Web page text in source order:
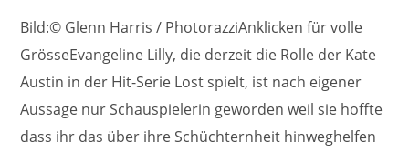
Bild:© Glenn Harris / PhotorazziAnklicken für volle
GrösseEvangeline Lilly, die derzeit die Rolle der Kate
Austin in der Hit-Serie Lost spielt, ist nach eigener
Aussage nur Schauspielerin geworden weil sie hoffte
dass ihr das über ihre Schüchternheit hinweghelfen